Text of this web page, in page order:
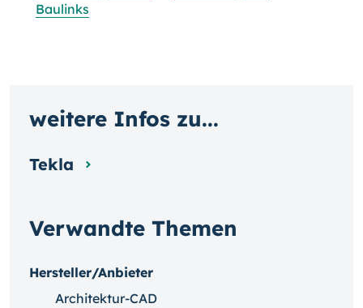
Baulinks
Verwandte Themen
Hersteller/Anbieter
Architektur-CAD
weitere Infos zu...
Tekla